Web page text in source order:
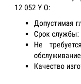
12 052 Y О:
Допустимая
Срок службы:
Не
Качество